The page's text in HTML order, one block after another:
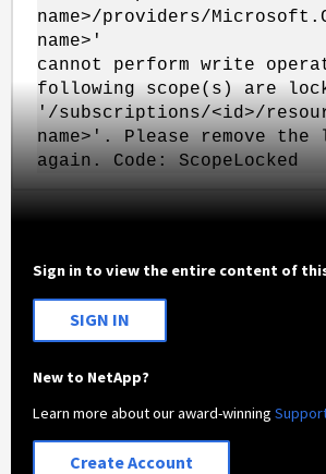
name>/providers/
name>'
cannot perform write
following scope(s) are
'/subscriptions/<id>/
name>'. Please remove
again. Code: ScopeLocked
Sign in to view the entire content of
SIGN IN
New to NetApp?
Learn more about our award-winning
Create Account